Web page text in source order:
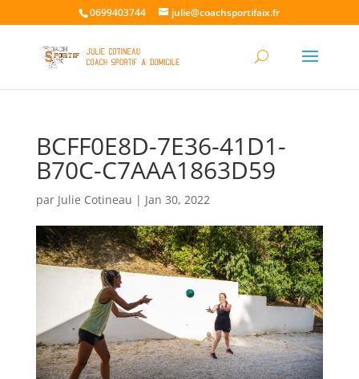
0699403744 julie@coachsportifaix.fr
BCFF0E8D-7E36-41D1-
B70C-C7AAA1863D59
par Julie Cotineau | Jan 30, 2022